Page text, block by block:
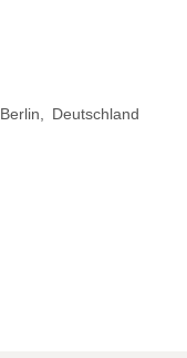
Berlin
Deutschland